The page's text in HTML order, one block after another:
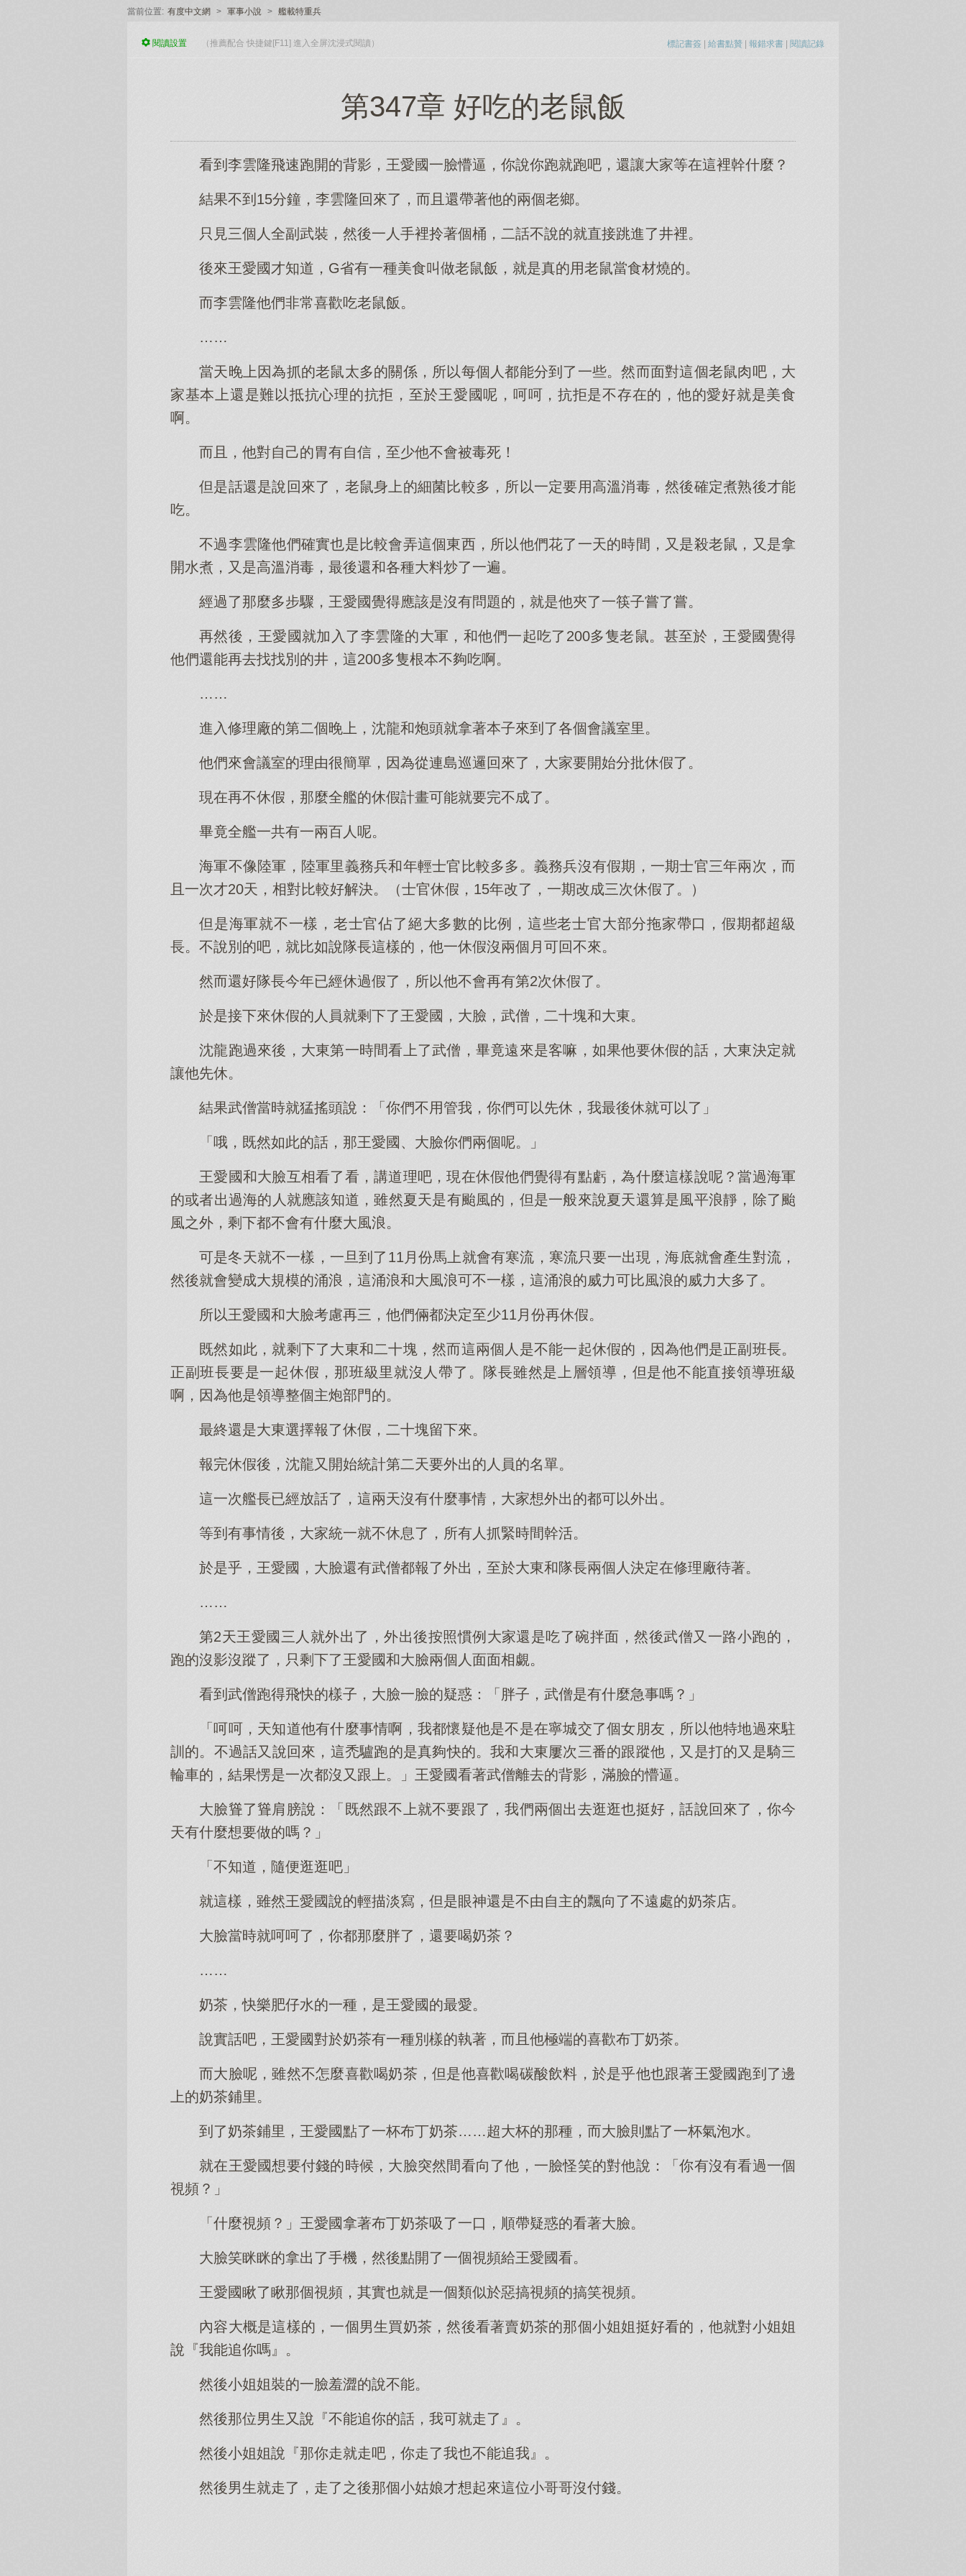
當前位置: 有度中文網 > 軍事小說 > 艦載特重兵
標記書簽 | 給書點贊 | 報錯求書 | 閱讀記錄
閱讀設置 （推薦配合 快捷鍵[F11] 進入全屏沈浸式閱讀）
第347章 好吃的老鼠飯
看到李雲隆飛速跑開的背影，王愛國一臉懵逼，你說你跑就跑吧，還讓大家等在這裡幹什麼？
結果不到15分鐘，李雲隆回來了，而且還帶著他的兩個老鄉。
只見三個人全副武裝，然後一人手裡拎著個桶，二話不說的就直接跳進了井裡。
後來王愛國才知道，G省有一種美食叫做老鼠飯，就是真的用老鼠當食材燒的。
而李雲隆他們非常喜歡吃老鼠飯。
……
當天晚上因為抓的老鼠太多的關係，所以每個人都能分到了一些。然而面對這個老鼠肉吧，大
家基本上還是難以抵抗心理的抗拒，至於王愛國呢，呵呵，抗拒是不存在的，他的愛好就是美食
啊。
而且，他對自己的胃有自信，至少他不會被毒死！
但是話還是說回來了，老鼠身上的細菌比較多，所以一定要用高溫消毒，然後確定煮熟後才能
吃。
不過李雲隆他們確實也是比較會弄這個東西，所以他們花了一天的時間，又是殺老鼠，又是拿
開水煮，又是高溫消毒，最後還和各種大料炒了一遍。
經過了那麼多步驟，王愛國覺得應該是沒有問題的，就是他夾了一筷子嘗了嘗。
再然後，王愛國就加入了李雲隆的大軍，和他們一起吃了200多隻老鼠。甚至於，王愛國覺得
他們還能再去找找別的井，這200多隻根本不夠吃啊。
……
進入修理廠的第二個晚上，沈龍和炮頭就拿著本子來到了各個會議室里。
他們來會議室的理由很簡單，因為從連島巡邏回來了，大家要開始分批休假了。
現在再不休假，那麼全艦的休假計畫可能就要完不成了。
畢竟全艦一共有一兩百人呢。
海軍不像陸軍，陸軍里義務兵和年輕士官比較多多。義務兵沒有假期，一期士官三年兩次，而
且一次才20天，相對比較好解決。（士官休假，15年改了，一期改成三次休假了。）
但是海軍就不一樣，老士官佔了絕大多數的比例，這些老士官大部分拖家帶口，假期都超級
長。不說別的吧，就比如說隊長這樣的，他一休假沒兩個月可回不來。
然而還好隊長今年已經休過假了，所以他不會再有第2次休假了。
於是接下來休假的人員就剩下了王愛國，大臉，武僧，二十塊和大東。
沈龍跑過來後，大東第一時間看上了武僧，畢竟遠來是客嘛，如果他要休假的話，大東決定就
讓他先休。
結果武僧當時就猛搖頭說：「你們不用管我，你們可以先休，我最後休就可以了」
「哦，既然如此的話，那王愛國、大臉你們兩個呢。」
王愛國和大臉互相看了看，講道理吧，現在休假他們覺得有點虧，為什麼這樣說呢？當過海軍
的或者出過海的人就應該知道，雖然夏天是有颱風的，但是一般來說夏天還算是風平浪靜，除了颱
風之外，剩下都不會有什麼大風浪。
可是冬天就不一樣，一旦到了11月份馬上就會有寒流，寒流只要一出現，海底就會產生對流，
然後就會變成大規模的涌浪，這涌浪和大風浪可不一樣，這涌浪的威力可比風浪的威力大多了。
所以王愛國和大臉考慮再三，他們倆都決定至少11月份再休假。
既然如此，就剩下了大東和二十塊，然而這兩個人是不能一起休假的，因為他們是正副班長。
正副班長要是一起休假，那班級里就沒人帶了。隊長雖然是上層領導，但是他不能直接領導班級
啊，因為他是領導整個主炮部門的。
最終還是大東選擇報了休假，二十塊留下來。
報完休假後，沈龍又開始統計第二天要外出的人員的名單。
這一次艦長已經放話了，這兩天沒有什麼事情，大家想外出的都可以外出。
等到有事情後，大家統一就不休息了，所有人抓緊時間幹活。
於是乎，王愛國，大臉還有武僧都報了外出，至於大東和隊長兩個人決定在修理廠待著。
……
第2天王愛國三人就外出了，外出後按照慣例大家還是吃了碗拌面，然後武僧又一路小跑的，
跑的沒影沒蹤了，只剩下了王愛國和大臉兩個人面面相覷。
看到武僧跑得飛快的樣子，大臉一臉的疑惑：「胖子，武僧是有什麼急事嗎？」
「呵呵，天知道他有什麼事情啊，我都懷疑他是不是在寧城交了個女朋友，所以他特地過來駐
訓的。不過話又說回來，這禿驢跑的是真夠快的。我和大東屢次三番的跟蹤他，又是打的又是騎三
輪車的，結果愣是一次都沒又跟上。」王愛國看著武僧離去的背影，滿臉的懵逼。
大臉聳了聳肩膀說：「既然跟不上就不要跟了，我們兩個出去逛逛也挺好，話說回來了，你今
天有什麼想要做的嗎？」
「不知道，隨便逛逛吧」
就這樣，雖然王愛國說的輕描淡寫，但是眼神還是不由自主的飄向了不遠處的奶茶店。
大臉當時就呵呵了，你都那麼胖了，還要喝奶茶？
……
奶茶，快樂肥仔水的一種，是王愛國的最愛。
說實話吧，王愛國對於奶茶有一種別樣的執著，而且他極端的喜歡布丁奶茶。
而大臉呢，雖然不怎麼喜歡喝奶茶，但是他喜歡喝碳酸飲料，於是乎他也跟著王愛國跑到了邊
上的奶茶鋪里。
到了奶茶鋪里，王愛國點了一杯布丁奶茶……超大杯的那種，而大臉則點了一杯氣泡水。
就在王愛國想要付錢的時候，大臉突然間看向了他，一臉怪笑的對他說：「你有沒有看過一個
視頻？」
「什麼視頻？」王愛國拿著布丁奶茶吸了一口，順帶疑惑的看著大臉。
大臉笑眯眯的拿出了手機，然後點開了一個視頻給王愛國看。
王愛國瞅了瞅那個視頻，其實也就是一個類似於惡搞視頻的搞笑視頻。
內容大概是這樣的，一個男生買奶茶，然後看著賣奶茶的那個小姐姐挺好看的，他就對小姐姐
說『我能追你嗎』。
然後小姐姐裝的一臉羞澀的說不能。
然後那位男生又說『不能追你的話，我可就走了』。
然後小姐姐說『那你走就走吧，你走了我也不能追我』。
然後男生就走了，走了之後那個小姑娘才想起來這位小哥哥沒付錢。